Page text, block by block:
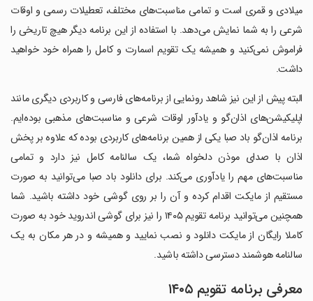
میلادی و قمری است و تمامی مناسبت‌های مختلف، تعطیلات رسمی و اوقات
شرعی را به شما نمایش می‌دهد. با استفاده از این برنامه دیگر هیچ تاریخی را
فراموش نمی‌کنید و همیشه یک تقویم اسمارت و کامل را همراه خود خواهید
داشت.
البته پیش از این نیز شاهد رونمایی از برنامه‌های فارسی و کاربردی دیگری مانند
اپلیکیشن‌های اذان‌گو و یادآور اوقات شرعی و مناسبت‌های مذهبی بوده‌ایم.
برنامه اذان‌گو باد صبا یکی از همین برنامه‌های کاربردی بوده که علاوه بر پخش
اذان با صدای موذن دلخواه شما، یک سالنامه کامل نیز دارد و تمامی
مناسبت‌های مهم را یادآوری می‌کند. برای دانلود باد صبا می‌توانید به صورت
مستقیم از مایکت اقدام کرده و آن را بر روی گوشی خود داشته باشید. شما
همچنین می‌توانید برنامه تقویم ۱۴۰۵ را نیز برای گوشی اندروید خود به صورت
کاملا رایگان از مایکت دانلود و نصب نمایید و همیشه و در هر مکان به یک
سالنامه هوشمند دسترسی داشته باشید.
معرفی برنامه تقویم ۱۴۰۵